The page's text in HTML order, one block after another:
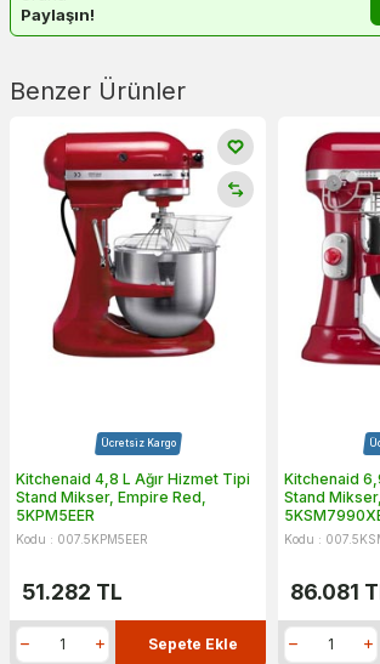
Paylaşın!
Benzer Ürünler
Ücretsiz Kargo
Kitchenaid 4,8 L Ağır Hizmet Tipi
Stand Mikser, Empire Red,
5KPM5EER
Kodu : 007.5KPM5EER
51.282 TL
Sepete Ekle
Kitchenaid
Stand
Kodu :
86.081